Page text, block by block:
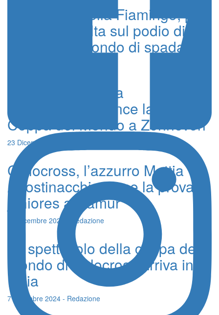
Infinita Rossella Fiamingo, per
la decima volta sul podio di
Coppa del Mondo di spada
Ciclocross, Mattia
Agostinacchio vince la prova di
Coppa del Mondo a Zonhoven
23 Dicembre 2024 - Redazione
Ciclocross, l’azzurro Mattia
Agostinacchio vince la prova
juniores a Namur
16 Dicembre 2024 - Redazione
Lo spettacolo della coppa del
mondo di ciclocross arriva in
Italia
7 Dicembre 2024 - Redazione